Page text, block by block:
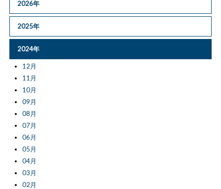
2026年
2025年
2024年
12月
11月
10月
09月
08月
07月
06月
05月
04月
03月
02月